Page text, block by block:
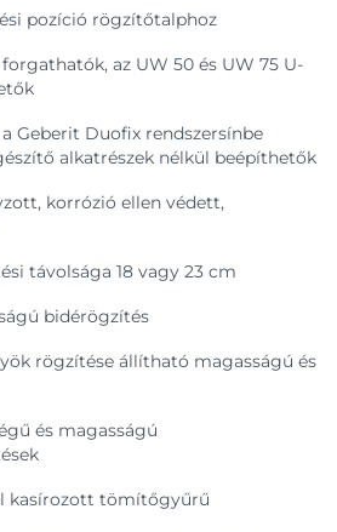
pozíció rögzítőtalphoz
az UW 50 és UW 75 U-
Geberit Duofix rendszersínbe
alkatrészek nélkül beépíthetők
korrózió ellen védett,
távolsága 18 vagy 23 cm
bidérögzítés
rögzítése állítható magasságú és
és magasságú
kasírozott tömítőgyűrű